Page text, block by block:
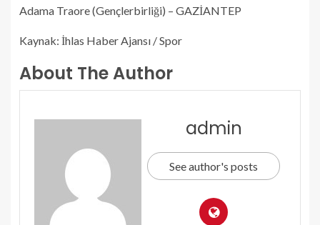
Adama Traore (Gençlerbirliği) – GAZİANTEP
Kaynak: İhlas Haber Ajansı / Spor
About The Author
admin
See author's posts